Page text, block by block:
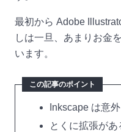
最初から Adobe
しは一旦、あまりお金
います。
この記事のポイント
Inkscape は意
とくに拡張があ